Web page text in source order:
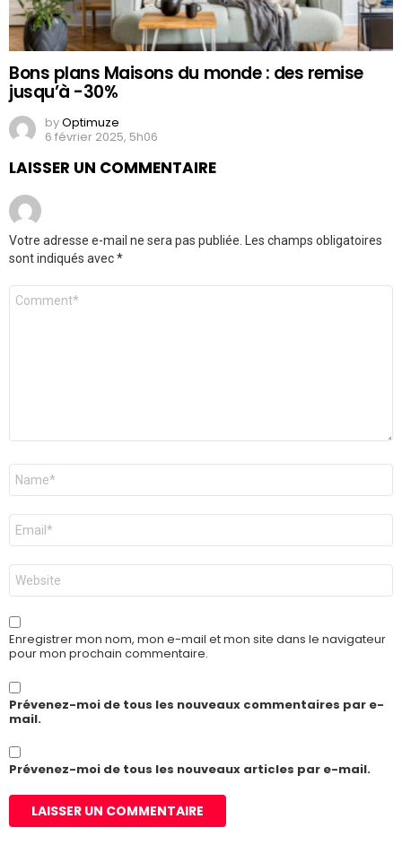
Bons plans Maisons du monde : des remise
jusqu’à -30%
byOptimuze
6 février 2025, 5h06
LAISSER UN COMMENTAIRE
Votre adresse e-mail ne sera pas publiée.
Les champs obligatoires
sont indiqués avec*
Commentaire
Nom
E-
mail
*
Site
web
Enregistrer mon nom, mon e-mail et mon site dans le navigateur
pour mon prochain commentaire.
Prévenez-moi de tous les nouveaux commentaires par e-
mail.
Prévenez-moi de tous les nouveaux articles par e-mail.